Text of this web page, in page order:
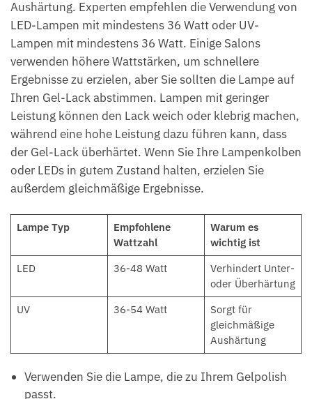
Aushärtung. Experten empfehlen die Verwendung von
LED-Lampen mit mindestens 36 Watt oder UV-
Lampen mit mindestens 36 Watt. Einige Salons
verwenden höhere Wattstärken, um schnellere
Ergebnisse zu erzielen, aber Sie sollten die Lampe auf
Ihren Gel-Lack abstimmen. Lampen mit geringer
Leistung können den Lack weich oder klebrig machen,
während eine hohe Leistung dazu führen kann, dass
der Gel-Lack überhärtet. Wenn Sie Ihre Lampenkolben
oder LEDs in gutem Zustand halten, erzielen Sie
außerdem gleichmäßige Ergebnisse.
Lampe Typ
Empfohlene
Wattzahl
Warum es
wichtig ist
LED
36-48 Watt
Verhindert Unter-
oder Überhärtung
UV
36-54 Watt
Sorgt für
gleichmäßige
Aushärtung
Verwenden Sie die Lampe, die zu Ihrem Gelpolish
passt.